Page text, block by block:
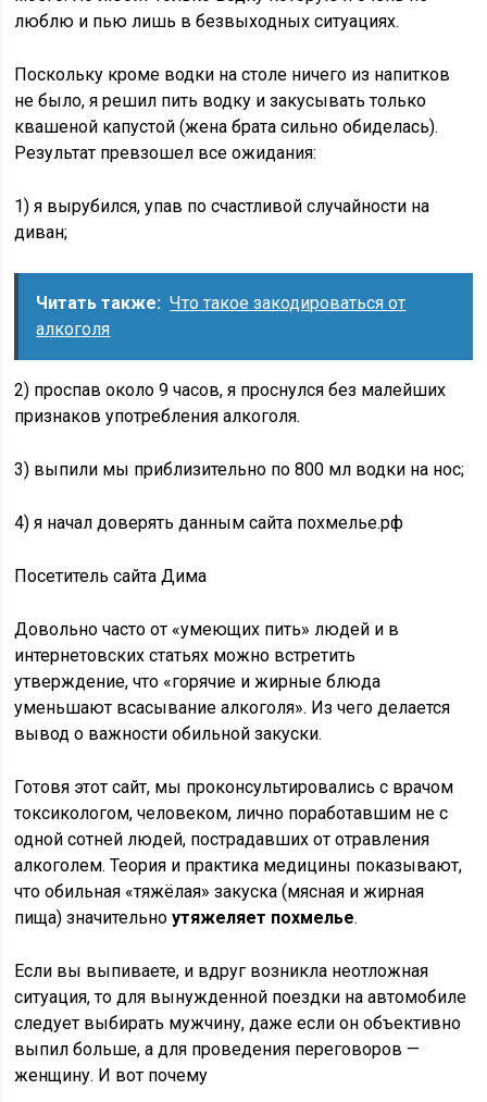
люблю и пью лишь в безвыходных ситуациях.
Поскольку кроме водки на столе ничего из напитков
не было, я решил пить водку и закусывать только
квашеной капустой (жена брата сильно обиделась).
Результат превзошел все ожидания:
1) я вырубился, упав по счастливой случайности на
диван;
Читать также: Что такое закодироваться от
алкоголя
2) проспав около 9 часов, я проснулся без малейших
признаков употребления алкоголя.
3) выпили мы приблизительно по 800 мл водки на нос;
4) я начал доверять данным сайта похмелье.рф
Посетитель сайта Дима
Довольно часто от «умеющих пить» людей и в
интернетовских статьях можно встретить
утверждение, что «горячие и жирные блюда
уменьшают всасывание алкоголя». Из чего делается
вывод о важности обильной закуски.
Готовя этот сайт, мы проконсультировались с врачом
токсикологом, человеком, лично поработавшим не с
одной сотней людей, пострадавших от отравления
алкоголем. Теория и практика медицины показывают,
что обильная «тяжёлая» закуска (мясная и жирная
пища) значительноутяжеляет похмелье.
Если вы выпиваете, и вдруг возникла неотложная
ситуация, то для вынужденной поездки на автомобиле
следует выбирать мужчину, даже если он объективно
выпил больше, а для проведения переговоров —
женщину. И вот почему